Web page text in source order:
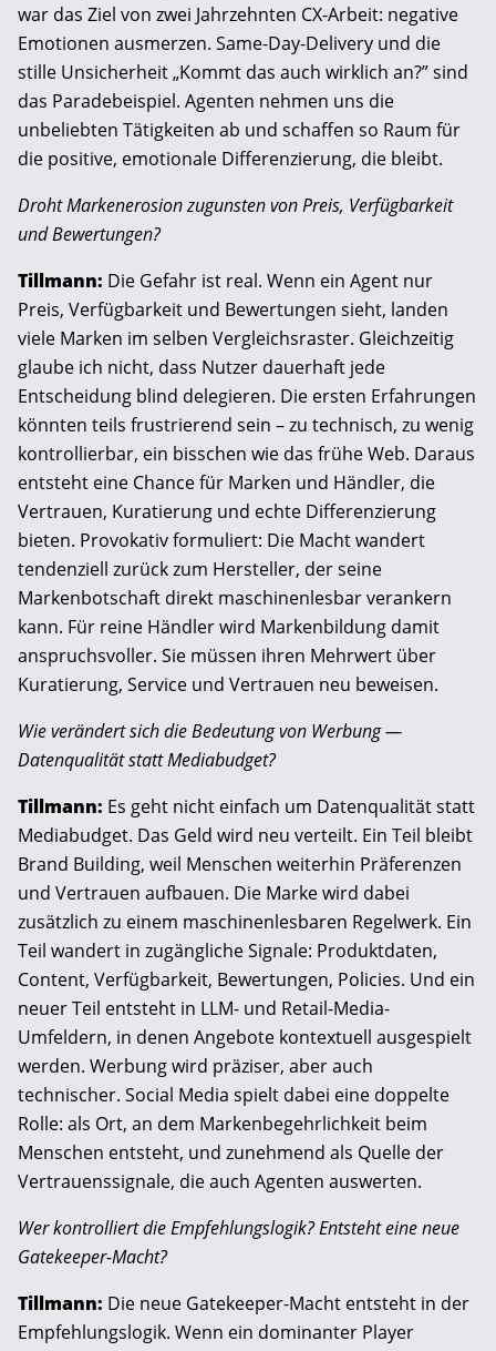
war das Ziel von zwei Jahrzehnten CX-Arbeit: negative
Emotionen ausmerzen. Same-Day-Delivery und die
stille Unsicherheit „Kommt das auch wirklich an?” sind
das Paradebeispiel. Agenten nehmen uns die
unbeliebten Tätigkeiten ab und schaffen so Raum für
die positive, emotionale Differenzierung, die bleibt.
Droht Markenerosion zugunsten von Preis, Verfügbarkeit
und Bewertungen?
Tillmann: Die Gefahr ist real. Wenn ein Agent nur
Preis, Verfügbarkeit und Bewertungen sieht, landen
viele Marken im selben Vergleichsraster. Gleichzeitig
glaube ich nicht, dass Nutzer dauerhaft jede
Entscheidung blind delegieren. Die ersten Erfahrungen
könnten teils frustrierend sein – zu technisch, zu wenig
kontrollierbar, ein bisschen wie das frühe Web. Daraus
entsteht eine Chance für Marken und Händler, die
Vertrauen, Kuratierung und echte Differenzierung
bieten. Provokativ formuliert: Die Macht wandert
tendenziell zurück zum Hersteller, der seine
Markenbotschaft direkt maschinenlesbar verankern
kann. Für reine Händler wird Markenbildung damit
anspruchsvoller. Sie müssen ihren Mehrwert über
Kuratierung, Service und Vertrauen neu beweisen.
Wie verändert sich die Bedeutung von Werbung —
Datenqualität statt Mediabudget?
Tillmann: Es geht nicht einfach um Datenqualität statt
Mediabudget. Das Geld wird neu verteilt. Ein Teil bleibt
Brand Building, weil Menschen weiterhin Präferenzen
und Vertrauen aufbauen. Die Marke wird dabei
zusätzlich zu einem maschinenlesbaren Regelwerk. Ein
Teil wandert in zugängliche Signale: Produktdaten,
Content, Verfügbarkeit, Bewertungen, Policies. Und ein
neuer Teil entsteht in LLM- und Retail-Media-
Umfeldern, in denen Angebote kontextuell ausgespielt
werden. Werbung wird präziser, aber auch
technischer. Social Media spielt dabei eine doppelte
Rolle: als Ort, an dem Markenbegehrlichkeit beim
Menschen entsteht, und zunehmend als Quelle der
Vertrauenssignale, die auch Agenten auswerten.
Wer kontrolliert die Empfehlungslogik? Entsteht eine neue
Gatekeeper-Macht?
Tillmann: Die neue Gatekeeper-Macht entsteht in der
Empfehlungslogik. Wenn ein dominanter Player